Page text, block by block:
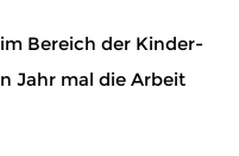
Bereich der Kinder-
Jahr mal die Arbeit